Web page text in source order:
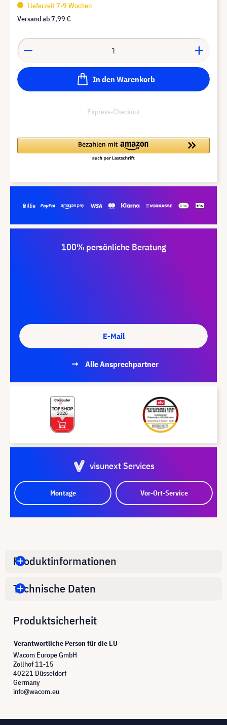
Lieferzeit 7-9 Wochen
Versand ab7,99 €
In den Warenkorb
Express-Checkout
100% persönliche Beratung
E-Mail
Alle Ansprechpartner
visunext Services
Montage Vor-Ort-Service
Produktinformationen
Technische Daten
Produktsicherheit
Verantwortliche Person für die EU
Wacom Europe GmbH
Zollhof 11-15
40221 Düsseldorf
Germany
info@wacom.eu